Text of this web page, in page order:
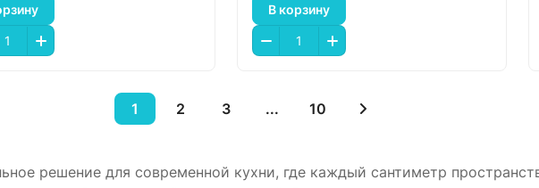
В корзину
1 2 3 ... 10
решение для современной кухни, где каждый сантиметр